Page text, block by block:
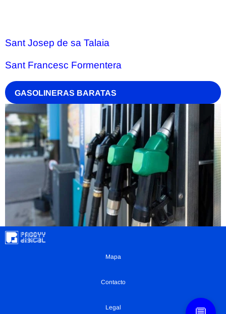
Sant Josep de sa Talaia
Sant Francesc Formentera
GASOLINERAS BARATAS
Mapa
Contacto
Legal